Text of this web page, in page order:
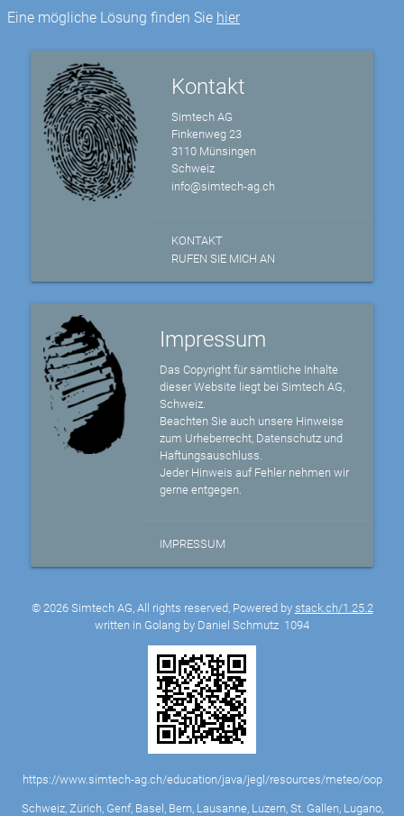
Eine mögliche Lösung finden Sie hier
Kontakt
Simtech AG
Finkenweg 23
3110 Münsingen
Schweiz
info@simtech-ag.ch
KONTAKT
RUFEN SIE MICH AN
Impressum
Das Copyright für sämtliche Inhalte
dieser Website liegt bei Simtech AG,
Schweiz.
Beachten Sie auch unsere Hinweise
zum Urheberrecht, Datenschutz und
Haftungsauschluss.
Jeder Hinweis auf Fehler nehmen wir
gerne entgegen.
IMPRESSUM
© 2026 Simtech AG, All rights reserved, Powered by stack.ch/1.25.2
written in Golang by Daniel Schmutz 1094
https://www.simtech-ag.ch/education/java/jegl/resources/meteo/oop
Schweiz, Zürich, Genf, Basel, Bern, Lausanne, Luzern, St. Gallen, Lugano,